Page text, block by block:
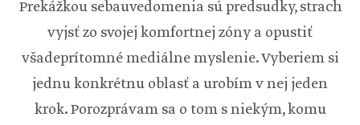
Prekážkou sebauvedomenia sú predsudky, strach
vyjsť zo svojej komfortnej zóny a opustiť
všadeprítomné mediálne myslenie. Vyberiem si
jednu konkrétnu oblasť a urobím v nej jeden
krok. Porozprávam sa o tom s niekým, komu